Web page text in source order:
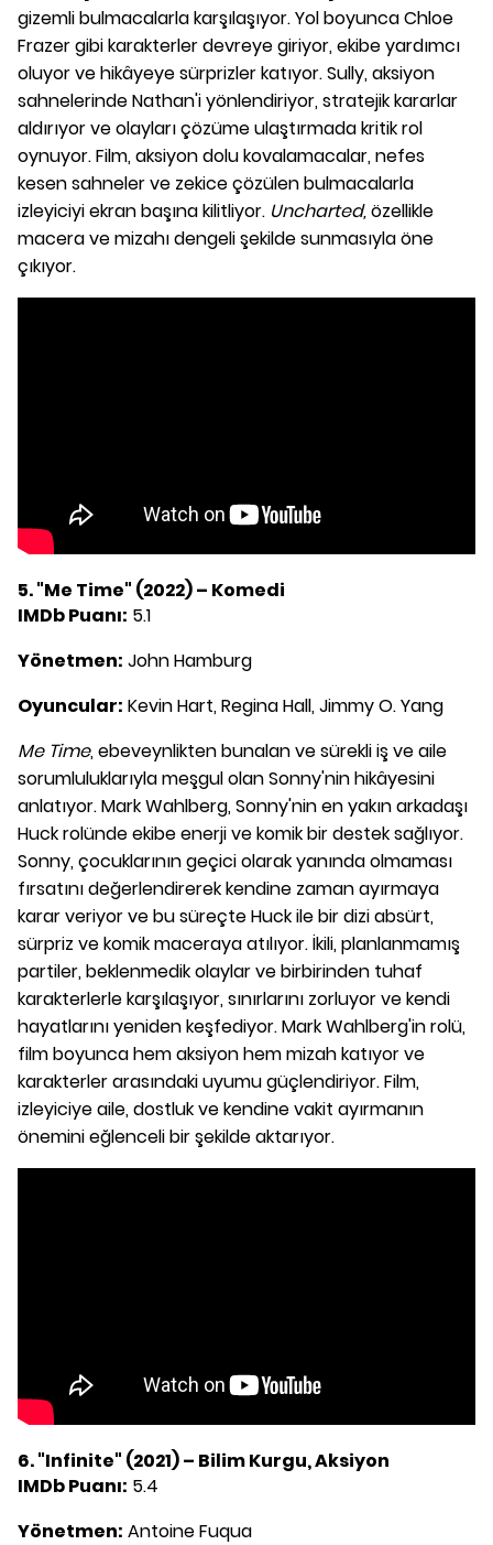
gizemli bulmacalarla karşılaşıyor. Yol boyunca Chloe
Frazer gibi karakterler devreye giriyor, ekibe yardımcı
oluyor ve hikâyeye sürprizler katıyor. Sully, aksiyon
sahnelerinde Nathan'i yönlendiriyor, stratejik kararlar
aldırıyor ve olayları çözüme ulaştırmada kritik rol
oynuyor. Film, aksiyon dolu kovalamacalar, nefes
kesen sahneler ve zekice çözülen bulmacalarla
izleyiciyi ekran başına kilitliyor. Uncharted,özellikle
macera ve mizahı dengeli şekilde sunmasıyla öne
çıkıyor.
5. "Me Time" (2022) – Komedi
IMDb Puanı: 5.1
Yönetmen: John Hamburg
Oyuncular: Kevin Hart, Regina Hall, Jimmy O. Yang
Me Time, ebeveynlikten bunalan ve sürekli iş ve aile
sorumluluklarıyla meşgul olan Sonny'nin hikâyesini
anlatıyor. Mark Wahlberg, Sonny'nin en yakın arkadaşı
Huck rolünde ekibe enerji ve komik bir destek sağlıyor.
Sonny, çocuklarının geçici olarak yanında olmaması
fırsatını değerlendirerek kendine zaman ayırmaya
karar veriyor ve bu süreçte Huck ile bir dizi absürt,
sürpriz ve komik maceraya atılıyor. İkili, planlanmamış
partiler, beklenmedik olaylar ve birbirinden tuhaf
karakterlerle karşılaşıyor, sınırlarını zorluyor ve kendi
hayatlarını yeniden keşfediyor. Mark Wahlberg'in rolü,
film boyunca hem aksiyon hem mizah katıyor ve
karakterler arasındaki uyumu güçlendiriyor. Film,
izleyiciye aile, dostluk ve kendine vakit ayırmanın
önemini eğlenceli bir şekilde aktarıyor.
6. "Infinite" (2021) – Bilim Kurgu, Aksiyon
IMDb Puanı: 5.4
Yönetmen: Antoine Fuqua